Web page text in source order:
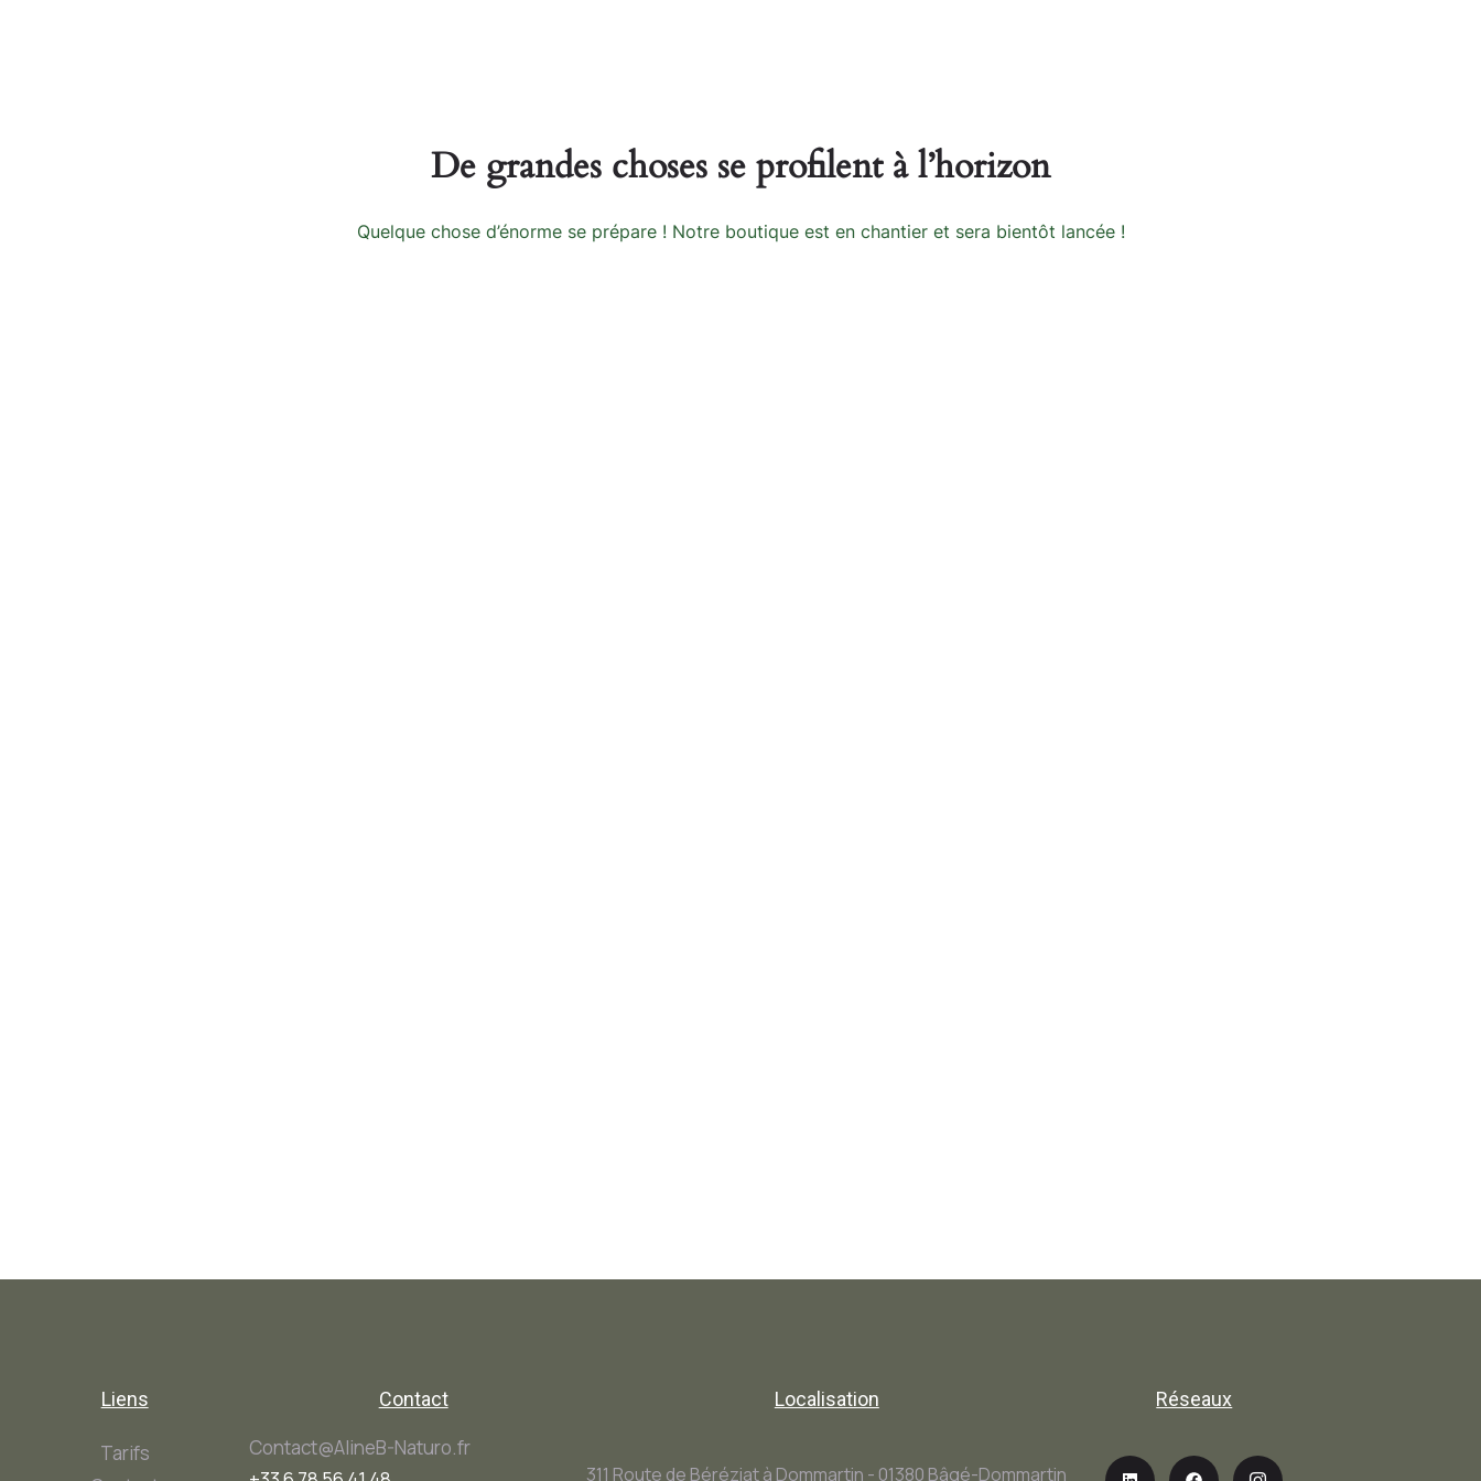
De grandes choses se profilent à l’horizon
Quelque chose d’énorme se prépare ! Notre boutique est en chantier et sera bientôt lancée !
Liens
Tarifs
Contact
Contact@AlineB-Naturo.fr
Localisation
311 Route de Béréziat à Dommartin - 01380 Bâgé-Dommartin
Réseaux